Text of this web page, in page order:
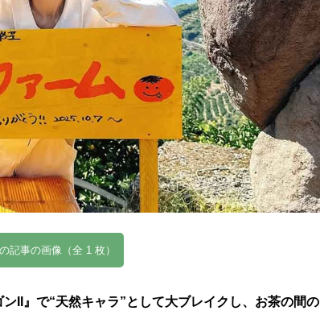
記事の画像（全 1 枚）
II』で“天然キャラ”として大ブレイクし、お茶の間の